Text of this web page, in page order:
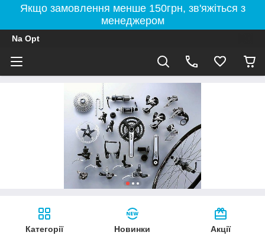
Якщо замовлення менше 150грн, зв'яжіться з
менеджером
Na Opt
Категорії Новинки Акції